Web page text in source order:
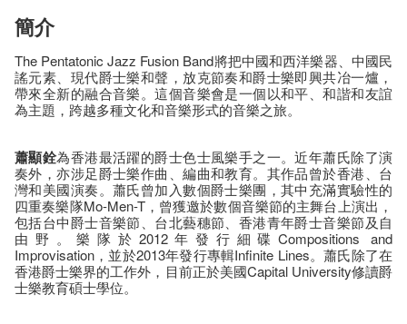
簡介
The Pentatonic Jazz Fusion Band將把中國和西洋樂器、中國民
謠元素、現代爵士樂和聲，放克節奏和爵士樂即興共冶一爐，
帶來全新的融合音樂。這個音樂會是一個以和平、和諧和友誼
為主題，跨越多種文化和音樂形式的音樂之旅。
蕭顯銓為香港最活躍的爵士色士風樂手之一。近年蕭氏除了演
奏外，亦涉足爵士樂作曲、編曲和教育。其作品曾於香港、台
灣和美國演奏。蕭氏曾加入數個爵士樂團，其中充滿實驗性的
四重奏樂隊Mo-Men-T，曾獲邀於數個音樂節的主舞台上演出，
包括台中爵士音樂節、台北藝穗節、香港青年爵士音樂節及自
由野。樂隊於2012年發行細碟Compositions and
Improvisation，並於2013年發行專輯Infinite Lines。蕭氏除了在
香港爵士樂界的工作外，目前正於美國Capital University修讀爵
士樂教育碩士學位。